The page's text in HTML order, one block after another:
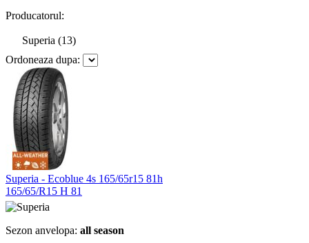
Producatorul:
Superia (13)
Ordoneaza dupa:
Superia - Ecoblue 4s 165/65r15 81h
165/65/R15 H 81
Sezon anvelopa: all season